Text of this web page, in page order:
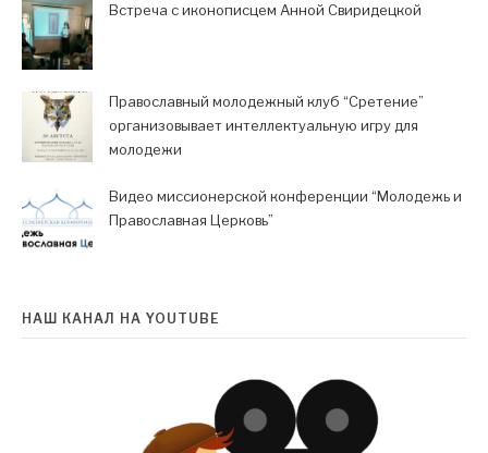
Встреча с иконописцем Анной Свиридецкой
Православный молодежный клуб “Сретение”
организовывает интеллектуальную игру для
молодежи
Видео миссионерской конференции “Молодежь и
Православная Церковь”
НАШ КАНАЛ НА YOUTUBE